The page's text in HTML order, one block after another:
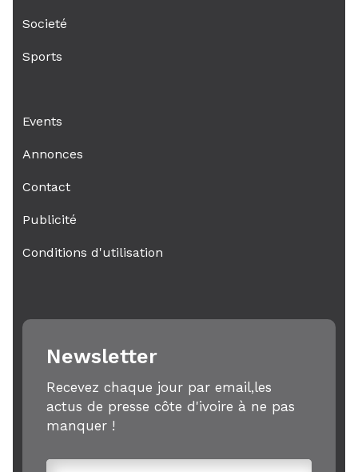
Societé
Sports
Events
Annonces
Contact
Publicité
Conditions d'utilisation
Newsletter
Recevez chaque jour par email,les
actus de presse côte d'ivoire à ne pas
manquer !